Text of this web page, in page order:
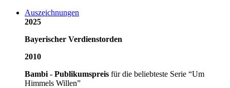
Auszeichnungen
2025
Bayerischer Verdienstorden
2010
Bambi - Publikumspreis für die beliebteste Serie “Um
Himmels Willen”